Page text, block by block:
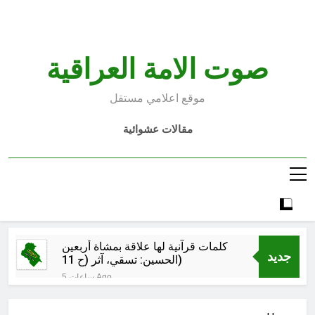
صوت الامة العراقية
موقع اعلامي مستقل
مقالات عشوائية
جديد
كلمات قرآنية لها علاقة بمشاة أربعين
الحسين: تسقي، آثر (ح 11)
5 ساعات Ago